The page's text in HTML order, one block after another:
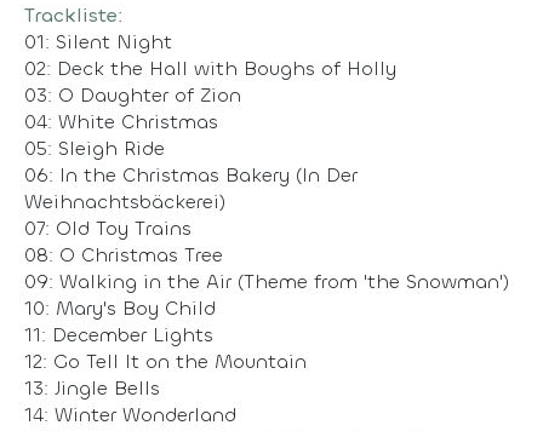
Trackliste:
01: Silent Night
02: Deck the Hall with Boughs of Holly
03: O Daughter of Zion
04: White Christmas
05: Sleigh Ride
06: In the Christmas Bakery (In Der
Weihnachtsbäckerei)
07: Old Toy Trains
08: O Christmas Tree
09: Walking in the Air (Theme from 'the Snowman')
10: Mary's Boy Child
11: December Lights
12: Go Tell It on the Mountain
13: Jingle Bells
14: Winter Wonderland